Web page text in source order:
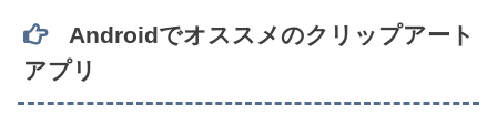
Androidでオススメのクリップアート
アプリ